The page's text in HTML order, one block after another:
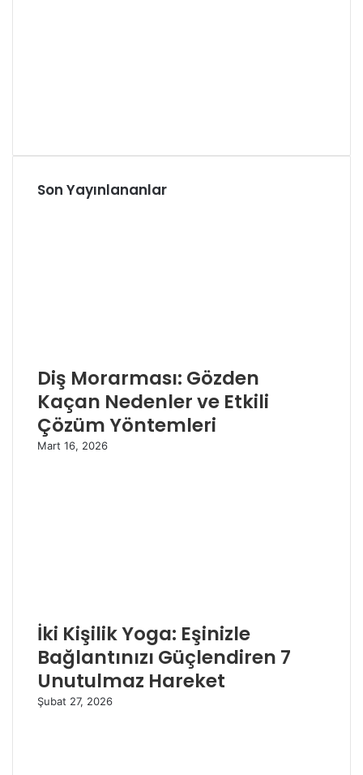
Son Yayınlananlar
Diş Morarması: Gözden
Kaçan Nedenler ve Etkili
Çözüm Yöntemleri
Mart 16, 2026
İki Kişilik Yoga: Eşinizle
Bağlantınızı Güçlendiren 7
Unutulmaz Hareket
Şubat 27, 2026